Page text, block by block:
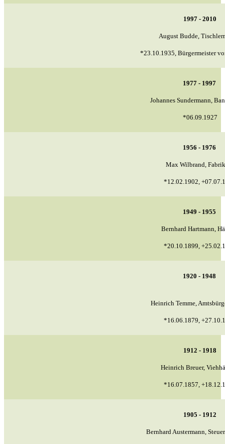
1997 - 2010
August Budde,
*23.10.1935, Bürgermeister
1977 - 1997
Johannes Sundermann,
*06.09.1927
1956 - 1976
Max Wilbrand,
*12.02.1902,
1949 - 1955
Bernhard Hartmann,
*20.10.1899,
1920 - 1948
Heinrich Temme,
*16.06.1879,
1912 - 1918
Heinrich Breuer,
*16.07.1857,
1905 - 1912
Bernhard Austermann,